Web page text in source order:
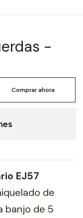
-
Comprar ahora
EJ57
de
banjo de 5